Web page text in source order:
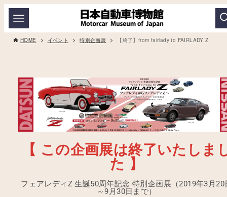
HOME イベント 特別企画展 【終了】from fairlady to FAIRLADY Z
【 この企画展は終了いたしま
た 】
フェアレディZ 生誕50周年記念 特別企画展（2019年3月20
～9月30日まで）